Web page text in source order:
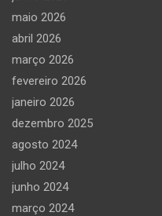
maio 2026
abril 2026
março 2026
fevereiro 2026
janeiro 2026
dezembro 2025
agosto 2024
julho 2024
junho 2024
março 2024